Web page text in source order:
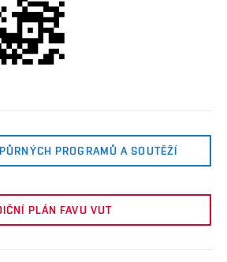
PROGRAMŮ A SOUTĚŽÍ
PLÁN FAVU VUT